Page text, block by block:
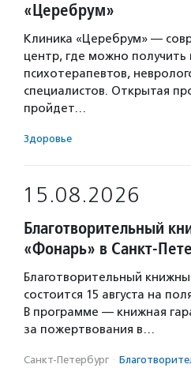
«Церебрум»
Клиника «Церебрум» —
центр, где можно
психотерапевтов,
специалистов. Открытая
пройдет…
Здоровье
15.08.2026
Благотворительный
«Фонарь» в Санкт-
Благотворительный
состоится 15 августа на
В программе — книжная
за пожертвования в…
Санкт-Петербург ·